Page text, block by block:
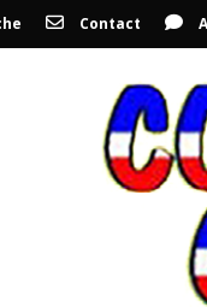
Contact